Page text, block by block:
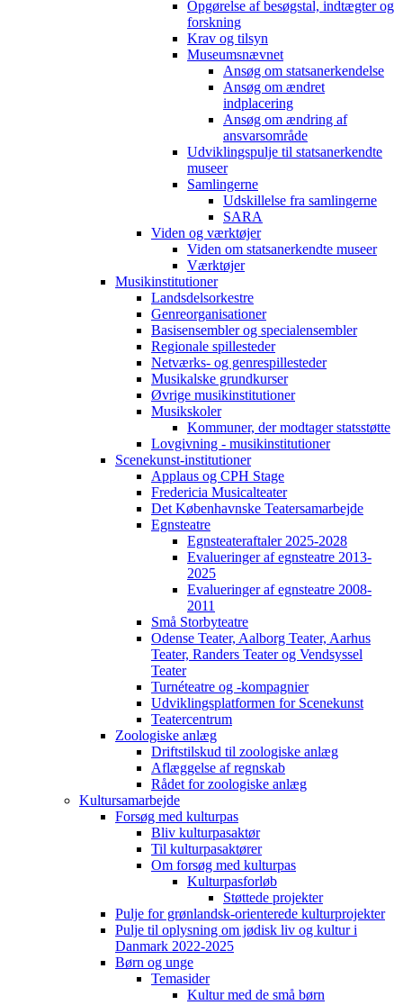
Opgørelse af besøgstal, indtægter og
forskning
Krav og tilsyn
Museumsnævnet
Ansøg om statsanerkendelse
Ansøg om ændret
indplacering
Ansøg om ændring af
ansvarsområde
Udviklingspulje til statsanerkendte
museer
Samlingerne
Udskillelse fra samlingerne
SARA
Viden og værktøjer
Viden om statsanerkendte museer
Værktøjer
Musikinstitutioner
Landsdelsorkestre
Genreorganisationer
Basisensembler og specialensembler
Regionale spillesteder
Netværks- og genrespillesteder
Musikalske grundkurser
Øvrige musikinstitutioner
Musikskoler
Kommuner, der modtager statsstøtte
Lovgivning - musikinstitutioner
Scenekunst-institutioner
Applaus og CPH Stage
Fredericia Musicalteater
Det Københavnske Teatersamarbejde
Egnsteatre
Egnsteateraftaler 2025-2028
Evalueringer af egnsteatre 2013-
2025
Evalueringer af egnsteatre 2008-
2011
Små Storbyteatre
Odense Teater, Aalborg Teater, Aarhus
Teater, Randers Teater og Vendsyssel
Teater
Turnéteatre og -kompagnier
Udviklingsplatformen for Scenekunst
Teatercentrum
Zoologiske anlæg
Driftstilskud til zoologiske anlæg
Aflæggelse af regnskab
Rådet for zoologiske anlæg
Kultursamarbejde
Forsøg med kulturpas
Bliv kulturpasaktør
Til kulturpasaktører
Om forsøg med kulturpas
Kulturpasforløb
Støttede projekter
Pulje for grønlandsk-orienterede kulturprojekter
Pulje til oplysning om jødisk liv og kultur i
Danmark 2022-2025
Børn og unge
Temasider
Kultur med de små børn